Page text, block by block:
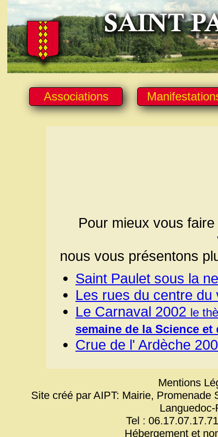
Associations
Pour mieux vous
nous vous présentons
Saint Paulet sous la
Les rues du centre du
Le Carnaval 2002 le
semaine de la Science et
Crue de l' Ardèche
Mentions
Site créé par AIPT: Mairie,
Tel :
Hébergement et